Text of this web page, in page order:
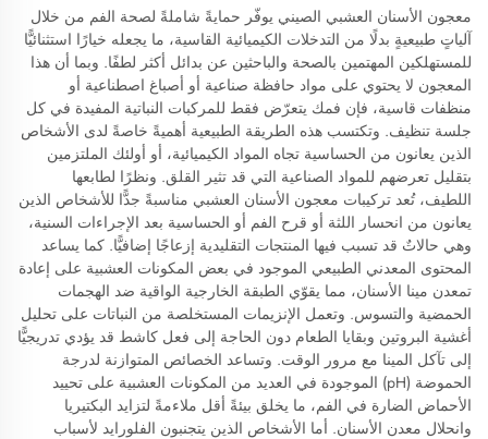
معجون الأسنان العشبي الصيني يوفّر حمايةً شاملةً لصحة الفم من خلال
آلياتٍ طبيعيةٍ بدلًا من التدخلات الكيميائية القاسية، ما يجعله خيارًا استثنائيًّا
للمستهلكين المهتمين بالصحة والباحثين عن بدائل أكثر لطفًا. وبما أن هذا
المعجون لا يحتوي على مواد حافظة صناعية أو أصباغ اصطناعية أو
منظفات قاسية، فإن فمك يتعرّض فقط للمركبات النباتية المفيدة في كل
جلسة تنظيف. وتكتسب هذه الطريقة الطبيعية أهميةً خاصةً لدى الأشخاص
الذين يعانون من الحساسية تجاه المواد الكيميائية، أو أولئك الملتزمين
بتقليل تعرضهم للمواد الصناعية التي قد تثير القلق. ونظرًا لطابعها
اللطيف، تُعد تركيبات معجون الأسنان العشبي مناسبةً جدًّا للأشخاص الذين
يعانون من انحسار اللثة أو قرح الفم أو الحساسية بعد الإجراءات السنية،
وهي حالاتٌ قد تسبب فيها المنتجات التقليدية إزعاجًا إضافيًّا. كما يساعد
المحتوى المعدني الطبيعي الموجود في بعض المكونات العشبية على إعادة
تمعدن مينا الأسنان، مما يقوّي الطبقة الخارجية الواقية ضد الهجمات
الحمضية والتسوس. وتعمل الإنزيمات المستخلصة من النباتات على تحليل
أغشية البروتين وبقايا الطعام دون الحاجة إلى فعل كاشط قد يؤدي تدريجيًّا
إلى تآكل المينا مع مرور الوقت. وتساعد الخصائص المتوازنة لدرجة
الحموضة (pH) الموجودة في العديد من المكونات العشبية على تحييد
الأحماض الضارة في الفم، ما يخلق بيئةً أقل ملاءمةً لتزايد البكتيريا
وانحلال معدن الأسنان. أما الأشخاص الذين يتجنبون الفلورايد لأسباب